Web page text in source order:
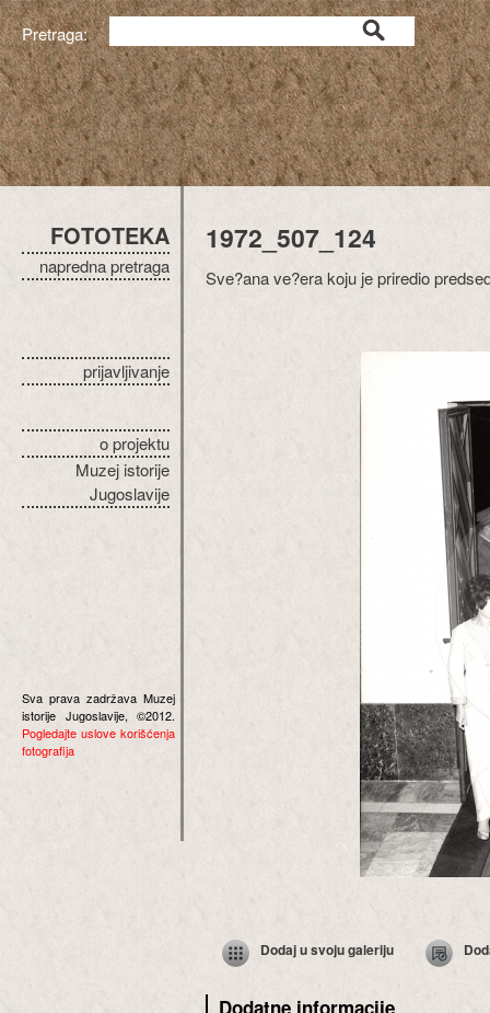
Pretraga:
FOTOTEKA
napredna pretraga
prijavljivanje
o projektu
Muzej istorije
Jugoslavije
Sva prava zadržava Muzej
istorije Jugoslavije, ©2012.
Pogledajte uslove korišćenja
fotografija
1972_507_124
Sve?ana ve?era koju je priredio
Dodaj u svoju galeriju
Dodatne informacije